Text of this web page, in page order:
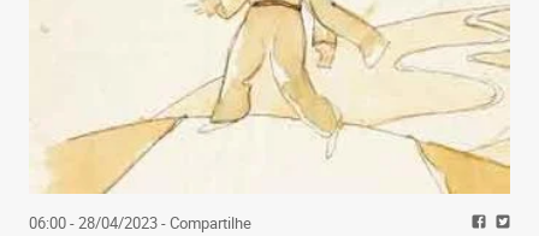
06:00 - 28/04/2023- Compartilhe